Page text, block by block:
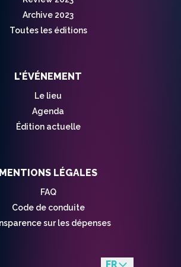
Archive 2023
Toutes les éditions
L'ÉVÉNEMENT
Le lieu
Agenda
Édition actuelle
MENTIONS LÉGALES
FAQ
Code de conduite
sur les dépenses
FR
en